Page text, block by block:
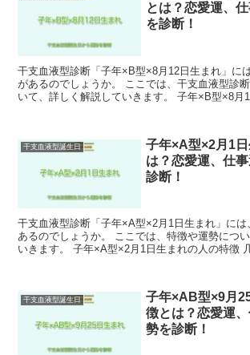
とは？恋愛運、
を診断！
干支血液型診断「子年×B型×8月12日生まれ」に
があるのでしょうか。 ここでは、干支血液型診
いて、詳しく解説していきます。 子年×B型×8月
干支血液型誕生日
子年×A型×2月1
は？恋愛運、仕
診断！
干支血液型診断「子年×A型×2月1日生まれ」に
あるのでしょうか。 ここでは、特徴や運勢につ
いきます。 子年×A型×2月1日生まれの人の特徴
干支血液型誕生日
子年×AB型×9月
徴とは？恋愛運
勢を診断！